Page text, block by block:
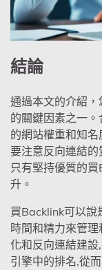
結論
通過本文的介紹
的關鍵因素之一
的網站權重和知
要注意反向連結
只有堅持優質的
升。
買Backlink可以說
時間和精力來管
化和反向連結建
引擎中的排名,從